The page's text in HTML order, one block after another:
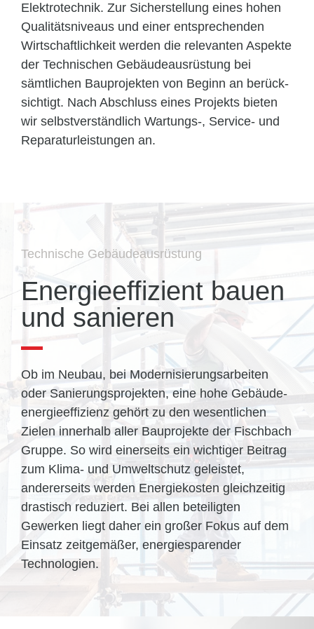
Elektrotechnik. Zur Sicherstellung eines hohen
Qualitäts­niveaus und einer ent­sprechen­den
Wirtschaftlichkeit werden die relevanten Aspekte
der Technischen Gebäude­ausrüstung bei
sämtlichen Bauprojekten von Beginn an berück­
sichtigt. Nach Abschluss eines Projekts bieten
wir selbstverständlich Wartungs-, Service- und
Reparaturleistungen an.
Technische Gebäudeausrüstung
Energie­effizient bauen
und sanieren
Ob im Neubau, bei Modernisierungs­arbeiten
oder Sanierungs­projekten, eine hohe Gebäude­
energie­effizienz gehört zu den wesentlichen
Zielen innerhalb aller Bau­projekte der Fischbach
Gruppe. So wird einerseits ein wichtiger Beitrag
zum Klima- und Umwelt­schutz geleistet,
andererseits werden Energie­kosten gleich­zeitig
drastisch reduziert. Bei allen beteiligten
Gewerken liegt daher ein großer Fokus auf dem
Einsatz zeit­ge­mäßer, energie­sparender
Technologien.